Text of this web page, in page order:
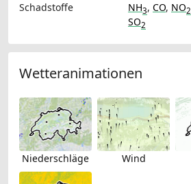
Schadstoffe
NH3, CO, NO2
SO2
Wetteranimationen
Niederschläge Wind